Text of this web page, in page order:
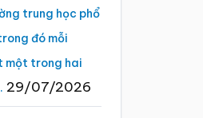
trung học phổ
đó mỗi
một trong hai
29/07/2026